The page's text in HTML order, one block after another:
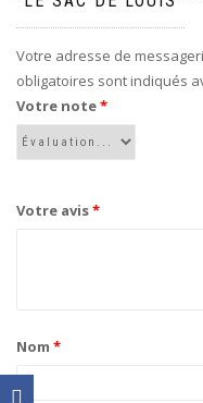
Votre adresse de
obligatoires sont indiqués
Votre note*
Votre avis*
Nom *